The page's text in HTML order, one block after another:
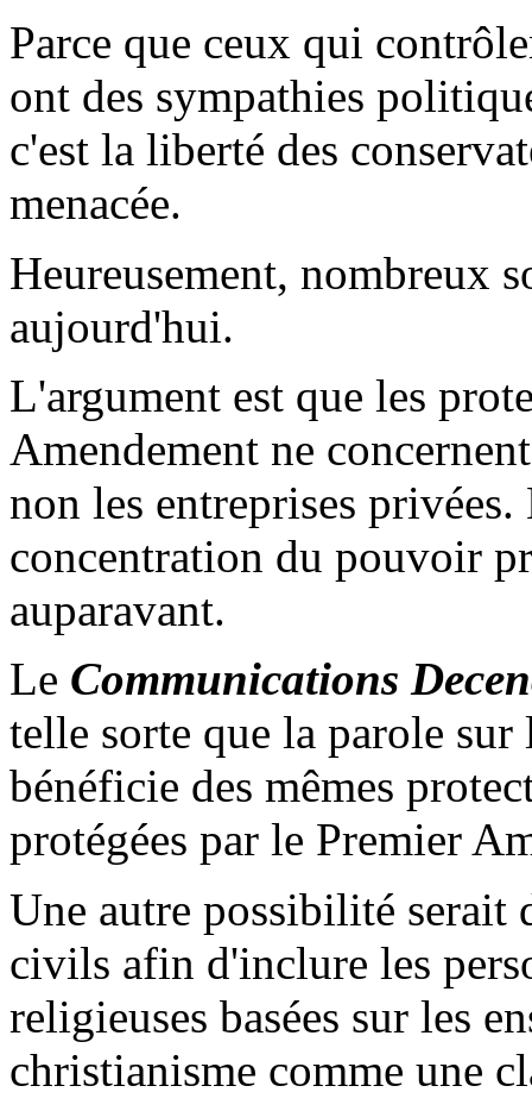
Parce que ceux qui
ont des sympathies
c'est la liberté des
menacée.
Heureusement, nombreux
aujourd'hui.
L'argument est que les
Amendement ne
non les entreprises
concentration du pouvoir
auparavant.
Le Communications
telle sorte que la parole
bénéficie des mêmes
protégées par le Premier
Une autre possibilité
civils afin d'inclure les
religieuses basées sur les
christianisme comme une